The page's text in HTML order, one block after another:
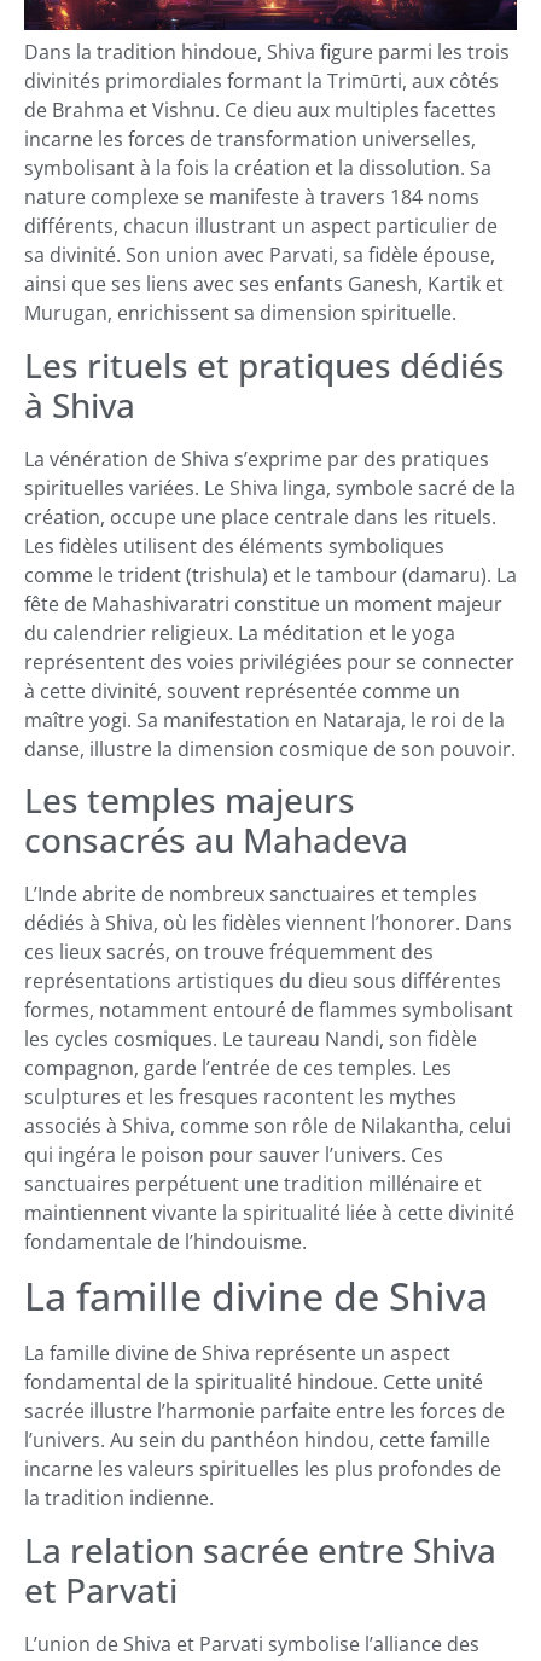
Dans la tradition hindoue, Shiva figure parmi les trois
divinités primordiales formant la Trimūrti, aux côtés
de Brahma et Vishnu. Ce dieu aux multiples facettes
incarne les forces de transformation universelles,
symbolisant à la fois la création et la dissolution. Sa
nature complexe se manifeste à travers 184 noms
différents, chacun illustrant un aspect particulier de
sa divinité. Son union avec Parvati, sa fidèle épouse,
ainsi que ses liens avec ses enfants Ganesh, Kartik et
Murugan, enrichissent sa dimension spirituelle.
Les rituels et pratiques dédiés
à Shiva
La vénération de Shiva s’exprime par des pratiques
spirituelles variées. Le Shiva linga, symbole sacré de la
création, occupe une place centrale dans les rituels.
Les fidèles utilisent des éléments symboliques
comme le trident (trishula) et le tambour (damaru). La
fête de Mahashivaratri constitue un moment majeur
du calendrier religieux. La méditation et le yoga
représentent des voies privilégiées pour se connecter
à cette divinité, souvent représentée comme un
maître yogi. Sa manifestation en Nataraja, le roi de la
danse, illustre la dimension cosmique de son pouvoir.
Les temples majeurs
consacrés au Mahadeva
L’Inde abrite de nombreux sanctuaires et temples
dédiés à Shiva, où les fidèles viennent l’honorer. Dans
ces lieux sacrés, on trouve fréquemment des
représentations artistiques du dieu sous différentes
formes, notamment entouré de flammes symbolisant
les cycles cosmiques. Le taureau Nandi, son fidèle
compagnon, garde l’entrée de ces temples. Les
sculptures et les fresques racontent les mythes
associés à Shiva, comme son rôle de Nilakantha, celui
qui ingéra le poison pour sauver l’univers. Ces
sanctuaires perpétuent une tradition millénaire et
maintiennent vivante la spiritualité liée à cette divinité
fondamentale de l’hindouisme.
La famille divine de Shiva
La famille divine de Shiva représente un aspect
fondamental de la spiritualité hindoue. Cette unité
sacrée illustre l’harmonie parfaite entre les forces de
l’univers. Au sein du panthéon hindou, cette famille
incarne les valeurs spirituelles les plus profondes de
la tradition indienne.
La relation sacrée entre Shiva
et Parvati
L’union de Shiva et Parvati symbolise l’alliance des